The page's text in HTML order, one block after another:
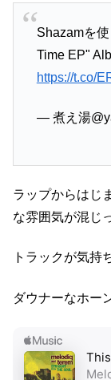
Shazamを
Time EP"
https://t.co/
— 煮え湯
ラップからはじ
な雰囲気が混じ
トラックが気持
ダウナーなホー